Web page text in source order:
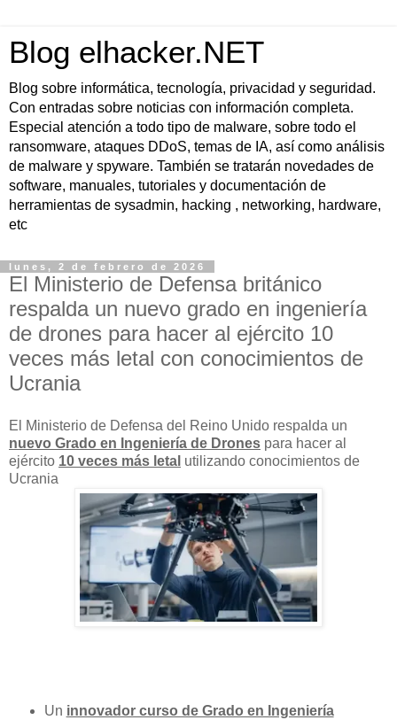
Blog elhacker.NET
Blog sobre informática, tecnología, privacidad y seguridad.
Con entradas sobre noticias con información completa.
Especial atención a todo tipo de malware, sobre todo el
ransomware, ataques DDoS, temas de IA, así como análisis
de malware y spyware. También se tratarán novedades de
software, manuales, tutoriales y documentación de
herramientas de sysadmin, hacking , networking, hardware,
etc
lunes, 2 de febrero de 2026
El Ministerio de Defensa británico
respalda un nuevo grado en ingeniería
de drones para hacer al ejército 10
veces más letal con conocimientos de
Ucrania
El Ministerio de Defensa del Reino Unido respalda un
nuevo Grado en Ingeniería de Drones para hacer al
ejército 10 veces más letal utilizando conocimientos de
Ucrania
Un innovador curso de Grado en Ingeniería